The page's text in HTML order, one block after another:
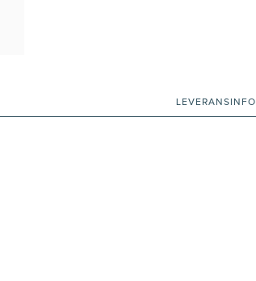
LEVERANSINFO